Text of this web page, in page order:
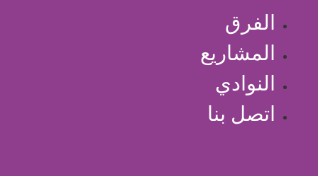
الفرق
المشاريع
النوادي
اتصل بنا